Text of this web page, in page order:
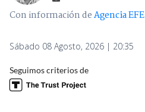
Con información deAgencia EFE
Sábado 08 Agosto, 2026 | 20:35
Seguimos criterios de